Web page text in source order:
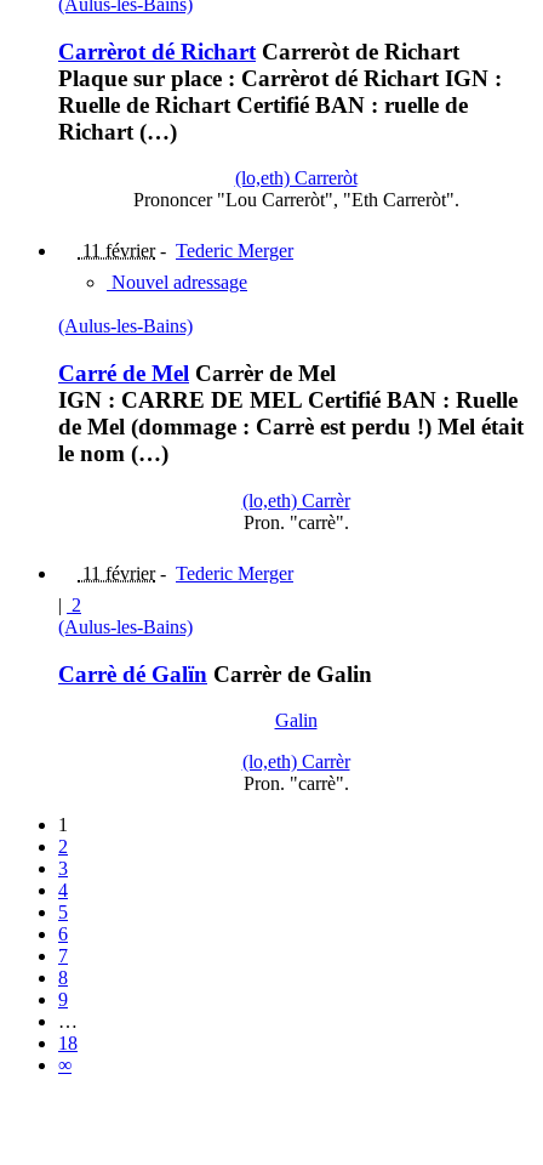
(Aulus-les-Bains)
Carrèrot dé Richart Carreròt de Richart
Plaque sur place : Carrèrot dé Richart IGN :
Ruelle de Richart Certifié BAN : ruelle de
Richart (…)
(lo,eth) Carreròt
Prononcer "Lou Carreròt", "Eth Carreròt".
11 février- Tederic Merger
Nouvel adressage
(Aulus-les-Bains)
Carré de Mel Carrèr de Mel
IGN : CARRE DE MEL Certifié BAN : Ruelle
de Mel (dommage : Carrè est perdu !) Mel était
le nom (…)
(lo,eth) Carrèr
Pron. "carrè".
11 février- Tederic Merger
| 2
(Aulus-les-Bains)
Carrè dé Galïn Carrèr de Galin
Galin
(lo,eth) Carrèr
Pron. "carrè".
1
2
3
4
5
6
7
8
9
…
18
∞